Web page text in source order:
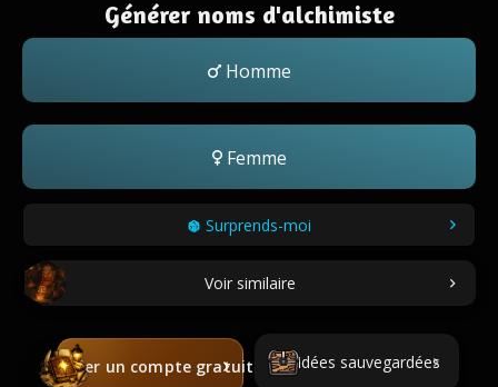
Générer noms d'alchimiste
Homme
Femme
Surprends-moi
Voir similaire
Créer un compte gratuit Idées sauvegardées